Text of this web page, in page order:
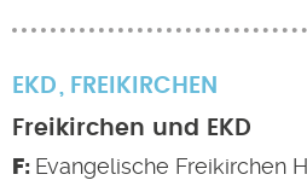
EKD
FREIKIRCHEN
Freikirchen und EKD
Evangelische Freikirchen